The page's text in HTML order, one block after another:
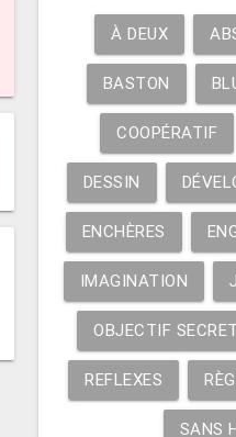
À DEUX
BASTON
COOPÉRATIF
DESSIN
ENCHÈRES
IMAGINATION
OBJECTIF SECRET
REFLEXES
SANS